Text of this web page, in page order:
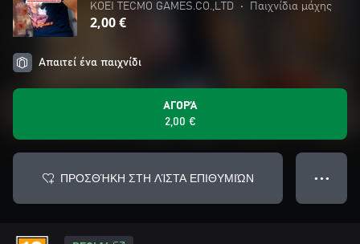
KOEI TECMO GAMES.CO.,LTD • Παιχνίδια μάχης
2,00 €
Απαιτεί ένα παιχνίδι
ΑΓΟΡΆ
2,00 €
ΠΡΟΣΘΉΚΗ ΣΤΗ ΛΊΣΤΑ ΕΠΙΘΥΜΙΏΝ ● ● ●